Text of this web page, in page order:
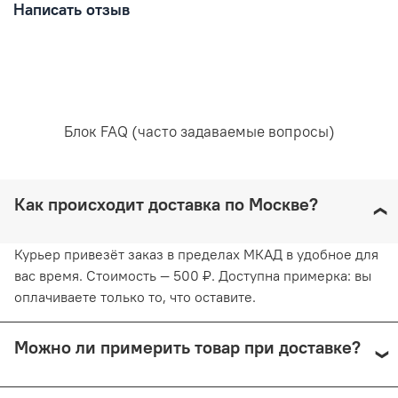
Написать отзыв
Блок FAQ (часто задаваемые вопросы)
Как происходит доставка по Москве?
Курьер привезёт заказ в пределах МКАД в удобное для
вас время. Стоимость — 500 ₽. Доступна примерка: вы
оплачиваете только то, что оставите.
Можно ли примерить товар при доставке?